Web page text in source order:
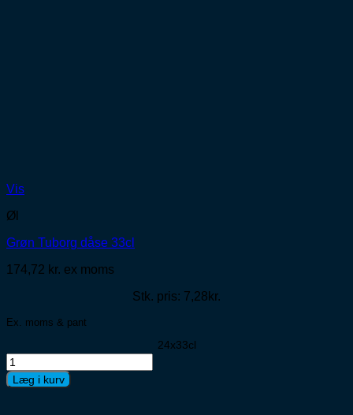
Vis
Øl
Grøn Tuborg dåse 33cl
174,72 kr. ex moms
Stk. pris: 7,28kr.
Ex. moms & pant
24x33cl
Grøn
Tuborg
dåse
Læg i kurv